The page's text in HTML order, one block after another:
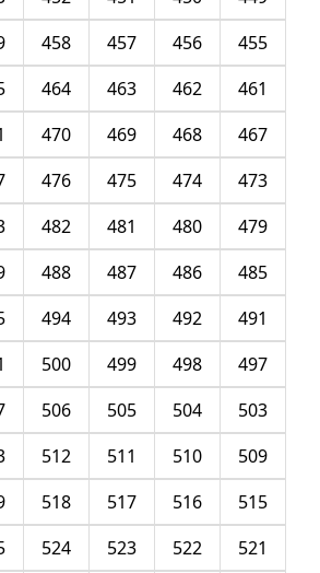
455
456
457
458
461
462
463
464
467
468
469
470
473
474
475
476
479
480
481
482
485
486
487
488
491
492
493
494
497
498
499
500
503
504
505
506
509
510
511
512
515
516
517
518
521
522
523
524